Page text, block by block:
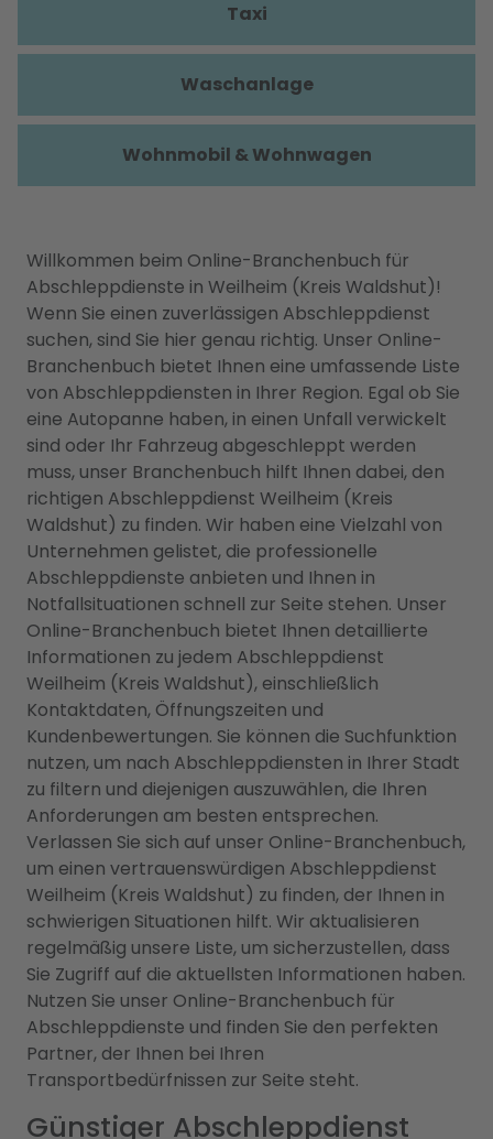
Willkommen beim Online-Branchenbuch für
Abschleppdienste in Weilheim (Kreis Waldshut)!
Wenn Sie einen zuverlässigen Abschleppdienst
suchen, sind Sie hier genau richtig. Unser Online-
Branchenbuch bietet Ihnen eine umfassende Liste
von Abschleppdiensten in Ihrer Region. Egal ob Sie
eine Autopanne haben, in einen Unfall verwickelt
sind oder Ihr Fahrzeug abgeschleppt werden
muss, unser Branchenbuch hilft Ihnen dabei, den
richtigen Abschleppdienst Weilheim (Kreis
Waldshut) zu finden. Wir haben eine Vielzahl von
Unternehmen gelistet, die professionelle
Abschleppdienste anbieten und Ihnen in
Notfallsituationen schnell zur Seite stehen. Unser
Online-Branchenbuch bietet Ihnen detaillierte
Informationen zu jedem Abschleppdienst
Weilheim (Kreis Waldshut), einschließlich
Kontaktdaten, Öffnungszeiten und
Kundenbewertungen. Sie können die Suchfunktion
nutzen, um nach Abschleppdiensten in Ihrer Stadt
zu filtern und diejenigen auszuwählen, die Ihren
Anforderungen am besten entsprechen.
Verlassen Sie sich auf unser Online-Branchenbuch,
um einen vertrauenswürdigen Abschleppdienst
Weilheim (Kreis Waldshut) zu finden, der Ihnen in
schwierigen Situationen hilft. Wir aktualisieren
regelmäßig unsere Liste, um sicherzustellen, dass
Sie Zugriff auf die aktuellsten Informationen haben.
Nutzen Sie unser Online-Branchenbuch für
Abschleppdienste und finden Sie den perfekten
Partner, der Ihnen bei Ihren
Transportbedürfnissen zur Seite steht.
Günstiger Abschleppdienst
Taxi
Waschanlage
Wohnmobil & Wohnwagen